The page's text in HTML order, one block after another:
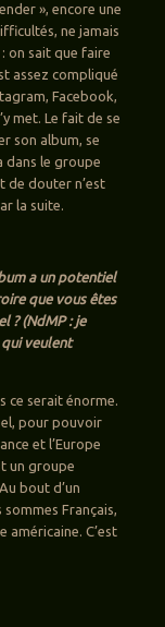
», encore une
ne jamais
on sait que faire
assez compliqué
Facebook,
met. Le fait de se
son album, se
dans le groupe
de douter n’est
la suite.
a un potentiel
que vous êtes
? (NdMP : je
veulent
ce serait énorme.
pour pouvoir
et l’Europe
un groupe
bout d’un
Français,
américaine. C’est